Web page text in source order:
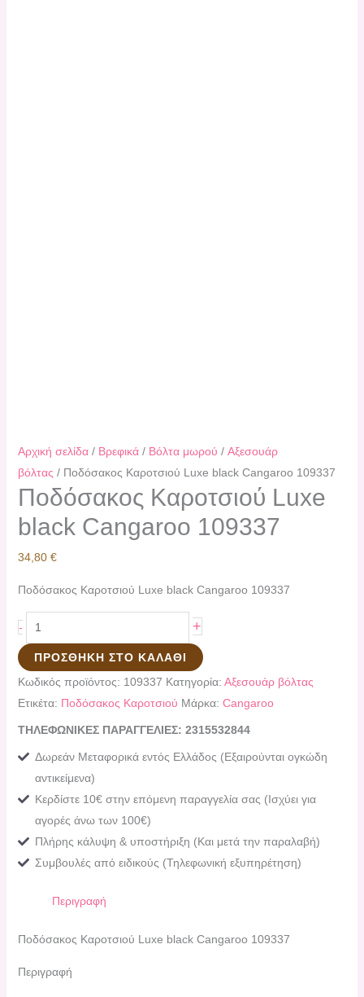
Αρχική σελίδα/ Βρεφικά/ Βόλτα μωρού / Αξεσουάρ
βόλτας / Ποδόσακος Καροτσιού Luxe black Cangaroo 109337
Ποδόσακος Καροτσιού Luxe
black Cangaroo 109337
34,80 €
Ποδόσακος Καροτσιού Luxe black Cangaroo 109337
- +
ΠΡΟΣΘΉΚΗ ΣΤΟ ΚΑΛΆΘΙ
Κωδικός προϊόντος: 109337 Κατηγορία: Αξεσουάρ βόλτας
Ετικέτα: Ποδόσακος Καροτσιού Μάρκα: Cangaroo
ΤΗΛΕΦΩΝΙΚΕΣ ΠΑΡΑΓΓΕΛΙΕΣ: 2315532844
Δωρεάν Μεταφορικά εντός Ελλάδος (Εξαιρούνται ογκώδη
αντικείμενα)
Κερδίστε 10€ στην επόμενη παραγγελία σας (Ισχύει για
αγορές άνω των 100€)
Πλήρης κάλυψη & υποστήριξη (Και μετά την παραλαβή)
Συμβουλές από ειδικούς (Τηλεφωνική εξυπηρέτηση)
Περιγραφή
Ποδόσακος Καροτσιού Luxe black Cangaroo 109337
Περιγραφή